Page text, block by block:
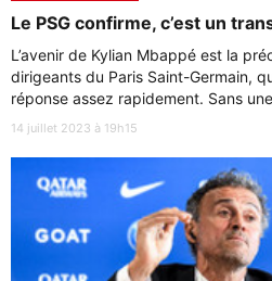
Le PSG confirme, c’est un
L’avenir de Kylian Mbappé est la
dirigeants du Paris Saint-Germain,
réponse assez rapidement. Sans
14 juillet 2023 à 19h15